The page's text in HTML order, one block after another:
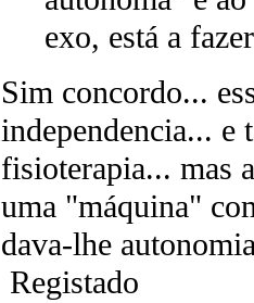
exo, está a
Sim concordo...
independencia... e
fisioterapia... mas
uma "máquina"
dava-lhe
Registado